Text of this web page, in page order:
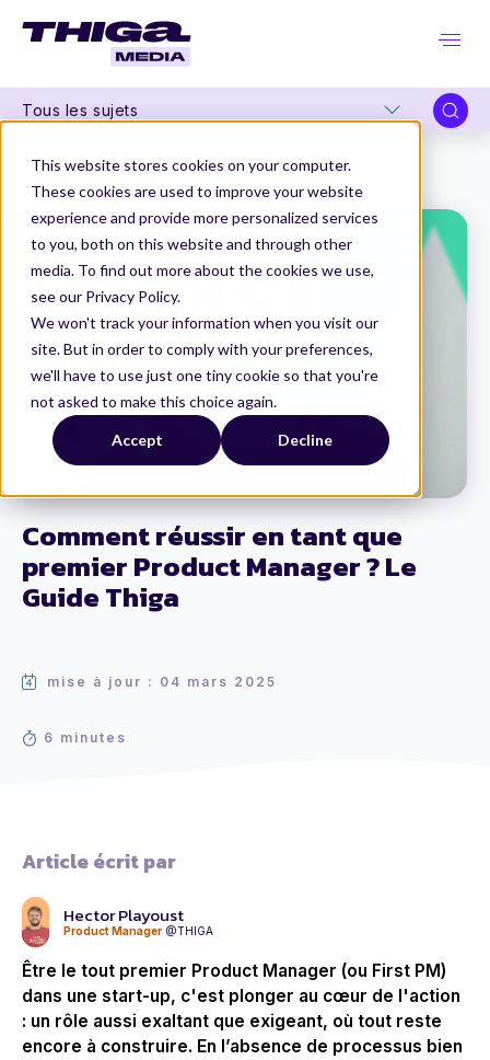
This website stores cookies on your computer.
These cookies are used to improve your website
experience and provide more personalized services
to you, both on this website and through other
media. To find out more about the cookies we use,
see our Privacy Policy.
We won't track your information when you visit our
site. But in order to comply with your preferences,
we'll have to use just one tiny cookie so that you're
not asked to make this choice again.
Accept Decline
Tous les sujets
Comment réussir en tant que
premier Product Manager ? Le
Guide Thiga
mise à jour : 04 mars 2025
6 minutes
Thiga Media
Product Management
Article écrit par
Hector Playoust
Product Manager @THIGA
Être le tout premier Product Manager (ou First PM)
dans une start-up, c'est plonger au cœur de l'action
: un rôle aussi exaltant que exigeant, où tout reste
encore à construire. En l’absence de processus bien